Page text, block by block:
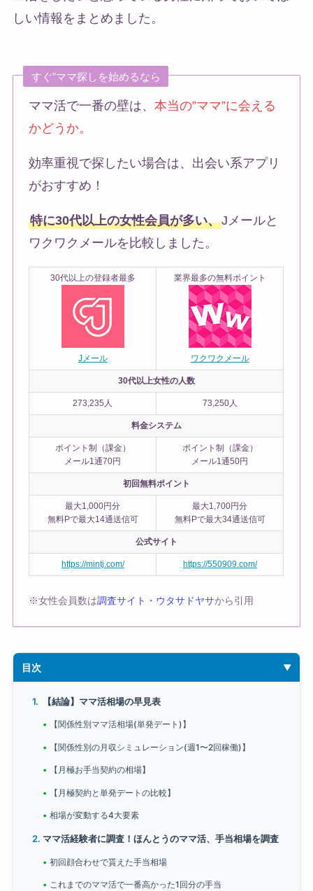
しい情報をまとめました。
すぐ”ママ探しを始めるなら
ママ活で一番の壁は、本当の”ママ”に会える
かどうか。
効率重視で探したい場合は、出会い系アプリ
がおすすめ！
特に30代以上の女性会員が多い、Jメールと
ワクワクメールを比較しました。
30代以上の登録者最多
Jメール
業界最多の無料ポイント
ワクワクメール
30代以上女性の人数
273,235人 73,250人
料金システム
ポイント制（課金）
メール1通70円
ポイント制（課金）
メール1通50円
初回無料ポイント
最大1,000円分
無料Pで最大14通送信可
最大1,700円分
無料Pで最大34通送信可
公式サイト
https://mintj.com/ https://550909.com/
※女性会員数は調査サイト・ウタサドヤサから引用
目次
【結論】ママ活相場の早見表
【関係性別ママ活相場(単発デート)】
【関係性別の月収シミュレーション(週1〜2回稼働)】
【月極お手当契約の相場】
【月極契約と単発デートの比較】
相場が変動する4大要素
ママ活経験者に調査！ほんとうのママ活、手当相場を調査
初回顔合わせで貰えた手当相場
これまでのママ活で一番高かった1回分の手当